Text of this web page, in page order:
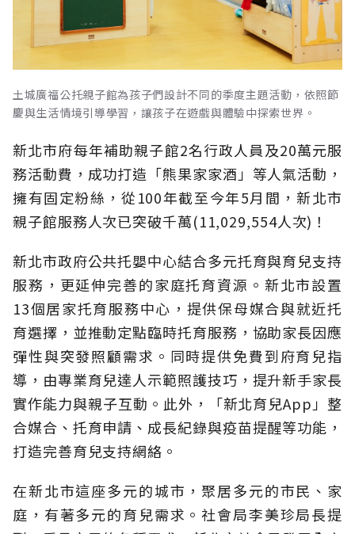
土城廣福公托親子館為孩子們設計不同的季度主題活動，依照節
慶與生活情境引導學習，讓孩子在遊戲與體驗中探索世界。
新北市府每年補助親子館2名行政人員及20萬元服
務活動費，成功打造「熊果家家酒」等人氣活動，
擁有固定粉絲，從100年截至今年5月間，新北市
親子館服務人次已突破千萬(11,029,554人次)！
新北市政府公共托嬰中心結合多元托育與育兒支持
服務，更延伸完善的家庭托育資源。新北市設置
13個居家托育服務中心，提供保母媒合與就近托
育選擇，並推動定點臨時托育服務，協助家長因應
彈性與突發照顧需求。同時提供免費到府育兒指
導，由專業育兒達人示範照護技巧，提升新手家長
實作能力與親子互動。此外，「新北育兒App」整
合媒合、托育申請、成長紀錄與疫苗提醒等功能，
打造完善育兒支持網絡。
在新北市這座多元的城市，聚居多元的市民、家
庭，有著多元的育兒需求。社會局李美珍局長提